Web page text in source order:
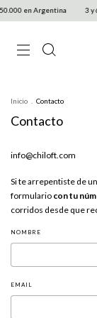
en Argentina 3 y
Inicio Contacto
Contacto
info@chiloft.com
Si te arrepentiste de
formulario con tu
corridos desde que
NOMBRE
EMAIL